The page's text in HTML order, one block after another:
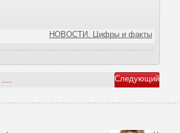
НОВОСТИ. Цифры и факты
Следующий